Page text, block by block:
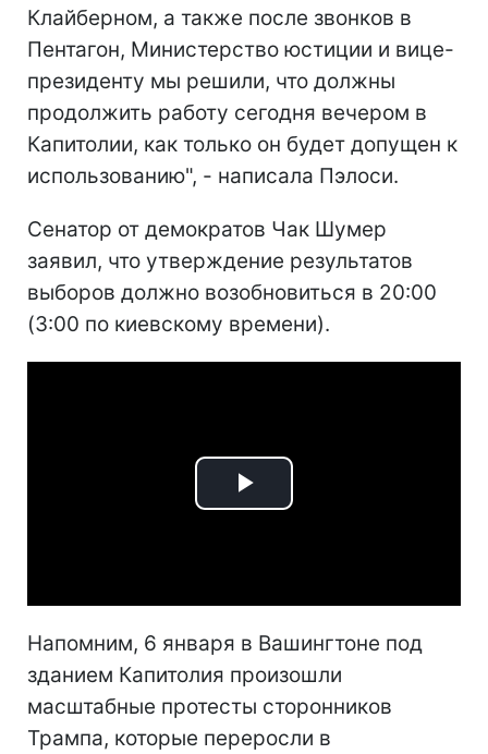
Клайберном, а также после звонков в
Пентагон, Министерство юстиции и вице-
президенту мы решили, что должны
продолжить работу сегодня вечером в
Капитолии, как только он будет допущен к
использованию", - написала Пэлоси.
Сенатор от демократов Чак Шумер
заявил, что утверждение результатов
выборов должно возобновиться в 20:00
(3:00 по киевскому времени).
Play
Напомним, 6 января в Вашингтоне под
зданием Капитолия произошли
масштабные протесты сторонников
Трампа, которые переросли в